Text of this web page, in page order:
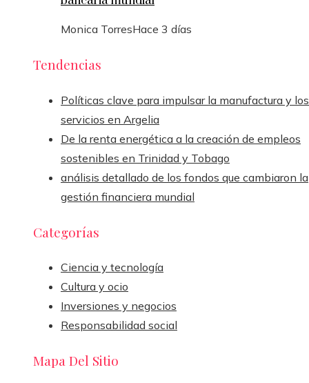
Monica TorresHace 3 días
Tendencias
Políticas clave para impulsar la manufactura y los
servicios en Argelia
De la renta energética a la creación de empleos
sostenibles en Trinidad y Tobago
análisis detallado de los fondos que cambiaron la
gestión financiera mundial
Categorías
Ciencia y tecnología
Cultura y ocio
Inversiones y negocios
Responsabilidad social
Mapa Del Sitio